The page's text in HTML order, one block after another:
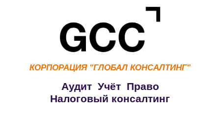
КОРПОРАЦИЯ "ГЛОБАЛ КОНСАЛТИНГ"
Аудит Учёт Право
Налоговый консалтинг